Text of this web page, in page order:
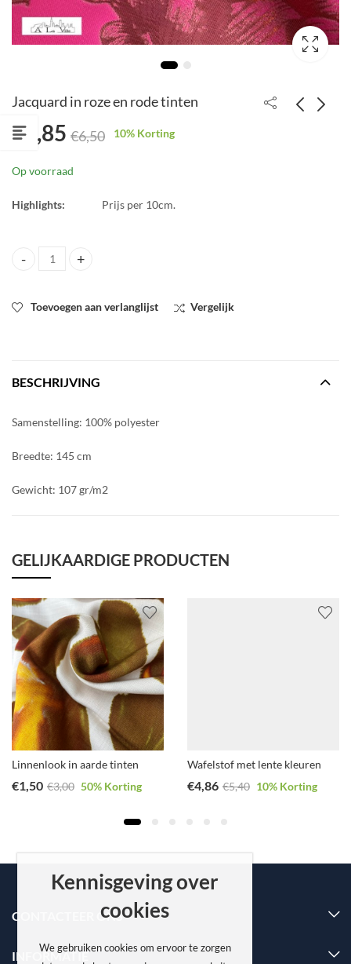
Jacquard in roze en rode tinten
€5,85 €6,50 10% Korting
Op voorraad
Highlights: Prijs per 10cm.
Jacquard in roze en rode tinten quantity
Toevoegen aan verlanglijst Vergelijk
BESCHRIJVING
Samenstelling: 100% polyester
Breedte: 145 cm
Gewicht: 107 gr/m2
GELIJKAARDIGE PRODUCTEN
Linnenlook in aarde tinten
€1,50 €3,00 50% Korting
Wafelstof met lente kleuren
€4,86 €5,40 10% Korting
CONTACTEER ONS
INFORMATIE
Kennisgeving over
cookies
We gebruiken cookies om ervoor te zorgen